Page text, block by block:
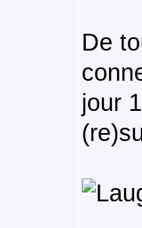
De
jour